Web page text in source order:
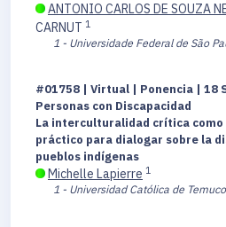
ANTONIO CARLOS DE SOUZA
CARNUT 1
1 - Universidade Federal de São
#01758 | Virtual | Ponencia | 18
Personas con Discapacidad
La interculturalidad crítica
práctico para dialogar sobre la
pueblos indígenas
Michelle Lapierre 1
1 - Universidad Católica de